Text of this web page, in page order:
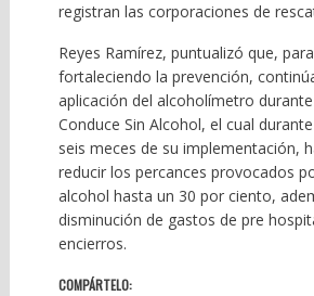
registran las corporaciones de
Reyes Ramírez, puntualizó que,
fortaleciendo la prevención,
aplicación del alcoholímetro
Conduce Sin Alcohol, el cual
seis meces de su implementación,
reducir los percances provocados
alcohol hasta un 30 por ciento,
disminución de gastos de pre
encierros.
COMPÁRTELO: